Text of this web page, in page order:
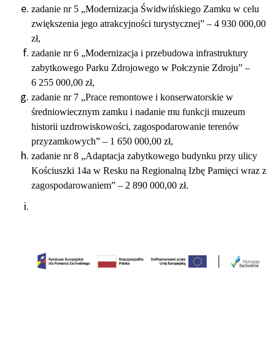
zadanie nr 5 „Modernizacja Świdwińskiego Zamku w celu
zwiększenia jego atrakcyjności turystycznej” – 4 930 000,00
zł,
zadanie nr 6 „Modernizacja i przebudowa infrastruktury
zabytkowego Parku Zdrojowego w Połczynie Zdroju” –
6 255 000,00 zł,
zadanie nr 7 „Prace remontowe i konserwatorskie w
średniowiecznym zamku i nadanie mu funkcji muzeum
historii uzdrowiskowości, zagospodarowanie terenów
przyzamkowych” – 1 650 000,00 zł,
zadanie nr 8 „Adaptacja zabytkowego budynku przy ulicy
Kościuszki 14a w Resku na Regionalną Izbę Pamięci wraz z
zagospodarowaniem” – 2 890 000,00 zł.